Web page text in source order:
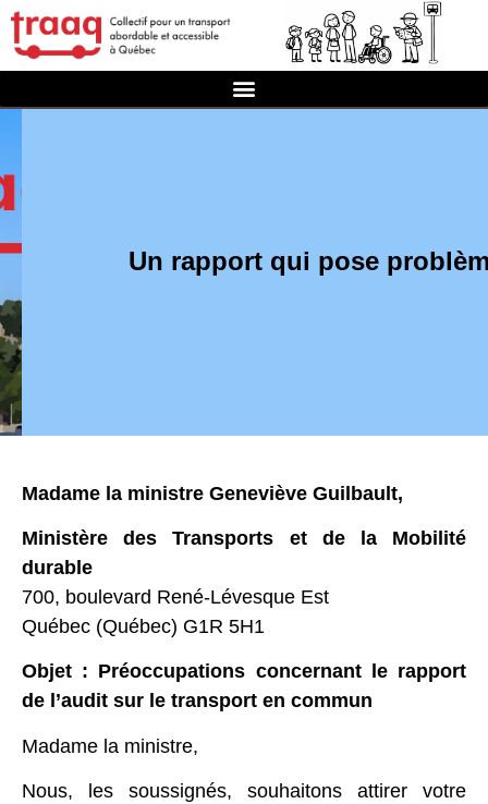
Un rapport qui pose
Madame la ministre Geneviève Guilbault,
Ministère des Transports et de la Mobilité
durable
700, boulevard René-Lévesque Est
Québec (Québec) G1R 5H1
Objet : Préoccupations concernant le rapport
de l’audit sur le transport en commun
Madame la ministre,
Nous, les soussignés, souhaitons attirer votre